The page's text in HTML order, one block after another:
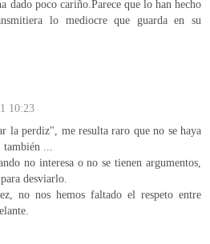
dado poco cariño.Parece que lo han hecho
lo mediocre que guarda en su
10:23
la perdiz", me resulta raro que no se haya
también ...
no interesa o no se tienen argumentos,
desviarlo.
no nos hemos faltado el respeto entre